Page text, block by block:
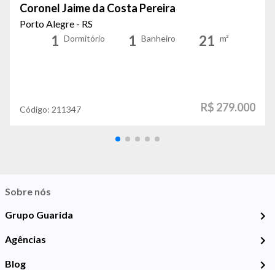
Coronel Jaime da Costa Pereira
Porto Alegre - RS
1 Dormitório 1 Banheiro 21 m²
Código: 211347 R$ 279.000
Sobre nós
Grupo Guarida
Agências
Blog